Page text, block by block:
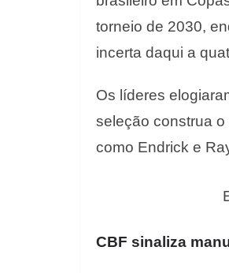
torneio de 2030,
incerta daqui a
Os líderes
seleção construa
como Endrick e
CBF sinaliza